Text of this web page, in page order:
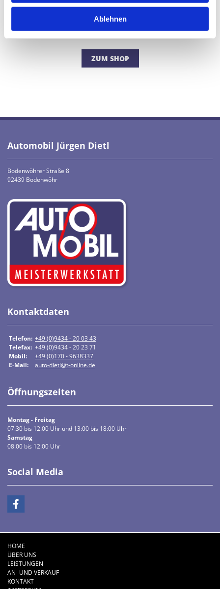
Ablehnen
ZUM SHOP
Automobil Jürgen Dietl
Bodenwöhrer Straße 8
92439 Bodenwöhr
Kontaktdaten
Telefon: +49 (0)9434 - 20 03 43
Telefax: +49 (0)9434 - 20 23 71
Mobil:
+49 (0)170 - 9638337
E-Mail:
auto-dietl@t-online.de
Öffnungszeiten
Montag - Freitag
07:30 bis 12:00 Uhr und 13:00 bis 18:00 Uhr
Samstag
08:00 bis 12:00 Uhr
Social Media
HOME
ÜBER UNS
LEISTUNGEN
AN- UND VERKAUF
KONTAKT